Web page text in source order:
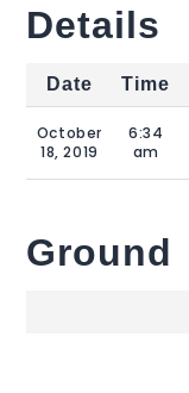
Details
Date Time
October
18, 2019
6:34
am
Ground